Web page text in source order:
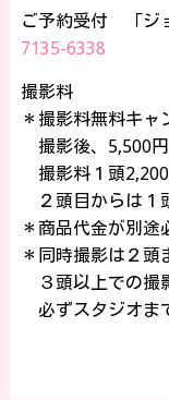
ご予約受付 「ジ
7135-6338
撮影料
＊撮影料無料キャ
撮影後、5,500
撮影料１頭2,200
２頭目からは１
＊商品代金が別途
＊同時撮影は２頭
３頭以上での撮
必ずスタジオま